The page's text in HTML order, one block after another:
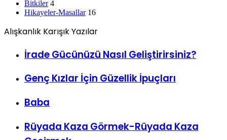
Alışkanlık Karışık Yazılar
İrade Gücünüzü Nasıl Geliştirirsiniz?
Genç Kızlar İçin Güzellik İpuçları
Baba
Rüyada Kaza Görmek-Rüyada Kaza
Geçirmek